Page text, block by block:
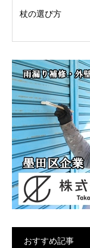
杖の選び方
おすすめ記事